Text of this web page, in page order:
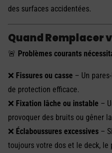
des surfaces accidentées.
Quand Remplacer
🚨 Problèmes courants
❌ Fissures ou casse – Un
de protection efficace.
❌ Fixation lâche ou instable –
provoquer des bruits ou gêner
❌ Éclaboussures excessives –
toujours votre dos et le deck, le